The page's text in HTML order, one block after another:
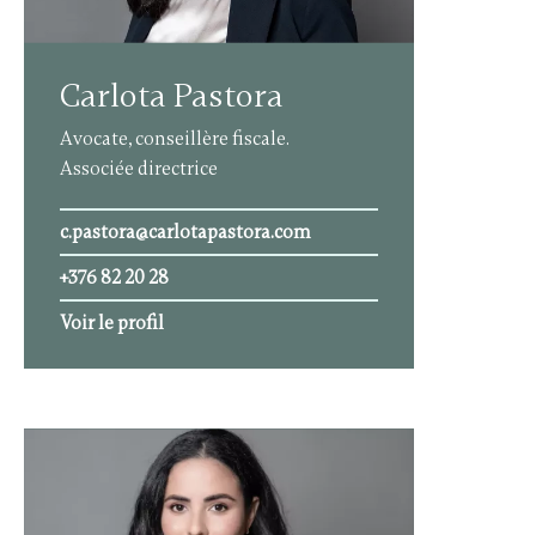
Carlota Pastora
Avocate, conseillère fiscale.
Associée directrice
c.pastora@carlotapastora.com
+376 82 20 28
Voir le profil